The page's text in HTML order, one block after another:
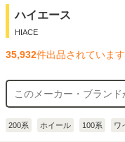
ハイエース
HIACE
35,932件出品されています
200系 ホイール 100系 ワ